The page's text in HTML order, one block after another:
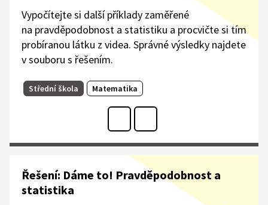
Vypočítejte si další příklady zaměřené
na pravděpodobnost a statistiku a procvičte si tím
probíranou látku z videa. Správné výsledky najdete
v souboru s řešením.​
Střední škola Matematika
Řešení: Dáme to! Pravděpodobnost a
statistika